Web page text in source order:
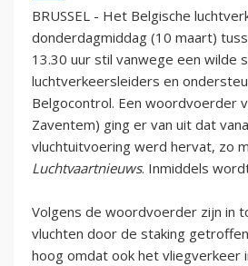
BRUSSEL - Het Belgische
donderdagmiddag (10 maart)
13.30 uur stil vanwege een wilde
luchtverkeersleiders en
Belgocontrol. Een woordvoerder
Zaventem) ging er van uit dat
vluchtuitvoering werd hervat, zo
Luchtvaartnieuws. Inmiddels
Volgens de woordvoerder zijn in
vluchten door de staking
hoog omdat ook het vliegverkeer